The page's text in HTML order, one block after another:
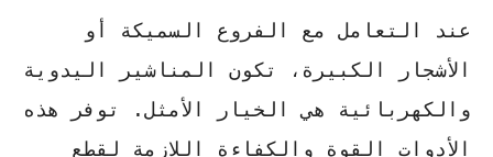
عند التعامل مع الفروع السميكة أو
الأشجار الكبيرة، تكون
المناشير اليدوية
والكهربائية هي الخيار الأمثل. توفر هذه
الأدوات القوة والكفاءة اللازمة لقطع